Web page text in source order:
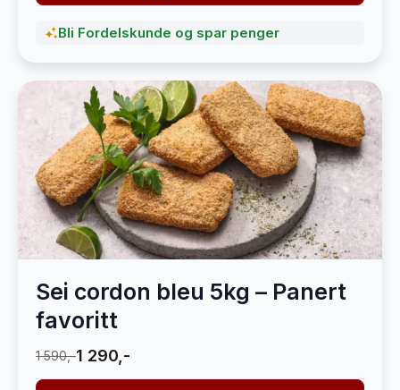
Bli Fordelskunde og spar penger
Sei cordon bleu 5kg – Panert
favoritt
1 590,-1 290,-